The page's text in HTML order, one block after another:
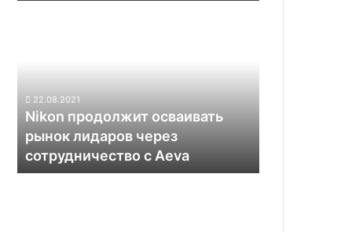
сотрудничество
Aeva
22.08.2021
Nikon продолжит осваивать
рынок лидаров через
сотрудничество с Aeva